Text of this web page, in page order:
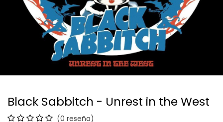
Black Sabbitch - Unrest in the West
(0 reseña)